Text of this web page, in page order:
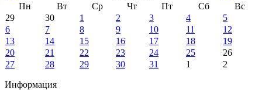
Пн
Вт Ср Чт Пт Сб
Вс
29
30 1 2 3 4
5
6
7 8 9 10 11
12
13
14 15 16 17 18
19
20
21 22 23 24 25
26
27
28 29 30 31 1 2
Информация